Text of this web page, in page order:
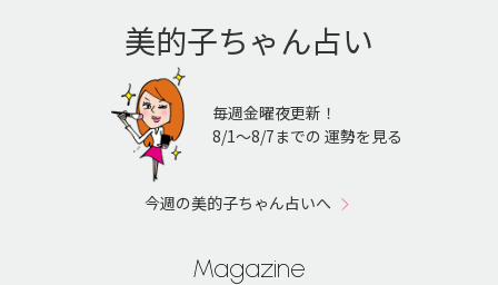
美的子ちゃん占い
毎週金曜夜更新！
8/1〜8/7までの 運勢を見る
今週の美的子ちゃん占いへ
Magazine